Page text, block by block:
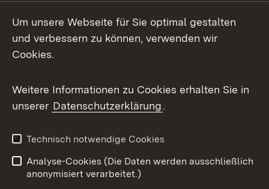
Facebook
X / Twitter
Youtube
Impressum
Kontakt
Um unsere Webseite für Sie optimal gestalten
und verbessern zu können, verwenden wir
Cookies.
Weitere Informationen zu Cookies erhalten Sie in
unserer Datenschutzerklärung.
Technisch notwendige Cookies
Analyse-Cookies (Die Daten werden ausschließlich
anonymisiert verarbeitet.)